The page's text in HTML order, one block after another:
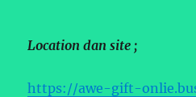
Location dan site ;
https://awe-gift-